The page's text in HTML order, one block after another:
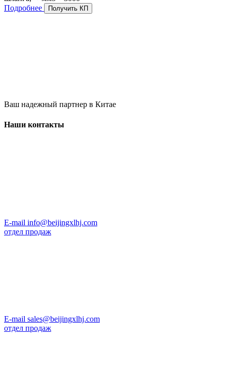
Подробнее
Получить КП
Ваш надежный партнер в Китае
Наши контакты
E-mail info@beijingxlhj.com
отдел продаж
E-mail sales@beijingxlhj.com
отдел продаж